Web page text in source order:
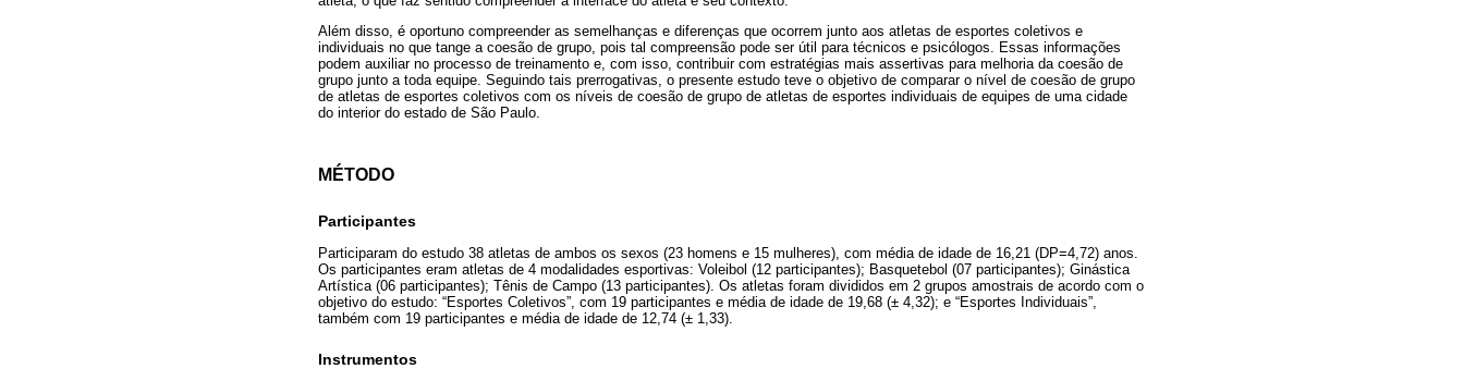
Além disso, é oportuno compreender as semelhanças e diferenças que ocorrem junto aos atletas de esportes coletivos e
individuais no que tange a coesão de grupo, pois tal compreensão pode ser útil para técnicos e psicólogos. Essas informações
podem auxiliar no processo de treinamento e, com isso, contribuir com estratégias mais assertivas para melhoria da coesão de
grupo junto a toda equipe. Seguindo tais prerrogativas, o presente estudo teve o objetivo de comparar o nível de coesão de grupo
de atletas de esportes coletivos com os níveis de coesão de grupo de atletas de esportes individuais de equipes de uma cidade
do interior do estado de São Paulo.
MÉTODO
Participantes
Participaram do estudo 38 atletas de ambos os sexos (23 homens e 15 mulheres), com média de idade de 16,21 (DP=4,72) anos.
Os participantes eram atletas de 4 modalidades esportivas: Voleibol (12 participantes); Basquetebol (07 participantes); Ginástica
Artística (06 participantes); Tênis de Campo (13 participantes). Os atletas foram divididos em 2 grupos amostrais de acordo com o
objetivo do estudo: “Esportes Coletivos”, com 19 participantes e média de idade de 19,68 (± 4,32); e “Esportes Individuais”,
também com 19 participantes e média de idade de 12,74 (± 1,33).
Instrumentos